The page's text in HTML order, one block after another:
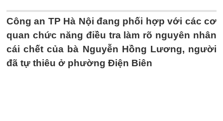
Công an TP Hà Nội đang phối hợp với các cơ
quan chức năng điều tra làm rõ nguyên nhân
cái chết của bà Nguyễn Hồng Lương, người
đã tự thiêu ở phường Điện Biên